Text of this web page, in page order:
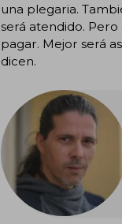
una plegaria.
será atendido.
pagar. Mejor será
dicen.